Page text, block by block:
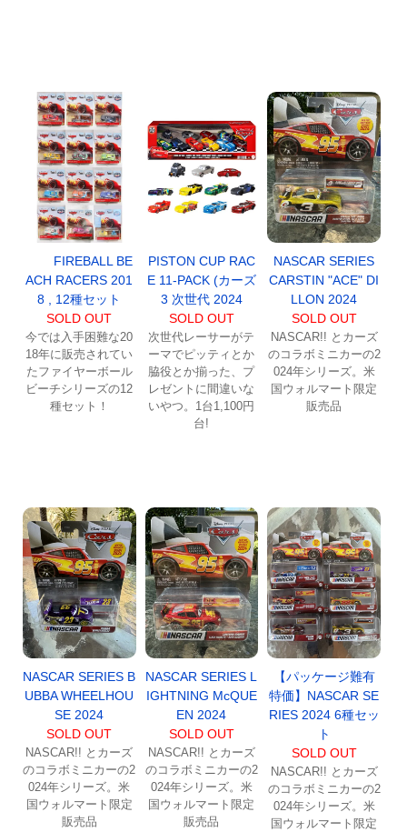
FIREBALL BE
ACH RACERS 201
8 , 12種セット
SOLD OUT
今では入手困難な20
18年に販売されてい
たファイヤーボール
ビーチシリーズの12
種セット！
PISTON CUP RAC
E 11-PACK (カーズ
3 次世代 2024
SOLD OUT
次世代レーサーがテ
ーマでピッティとか
脇役とか揃った、プ
レゼントに間違いな
いやつ。1台1,100円
台!
NASCAR SERIES
CARSTIN "ACE" DI
LLON 2024
SOLD OUT
NASCAR!! とカーズ
のコラボミニカーの2
024年シリーズ。米
国ウォルマート限定
販売品
NASCAR SERIES B
UBBA WHEELHOU
SE 2024
SOLD OUT
NASCAR!! とカーズ
のコラボミニカーの2
024年シリーズ。米
国ウォルマート限定
販売品
NASCAR SERIES L
IGHTNING McQUE
EN 2024
SOLD OUT
NASCAR!! とカーズ
のコラボミニカーの2
024年シリーズ。米
国ウォルマート限定
販売品
【パッケージ難有
特価】NASCAR SE
RIES 2024 6種セッ
ト
SOLD OUT
NASCAR!! とカーズ
のコラボミニカーの2
024年シリーズ。米
国ウォルマート限定